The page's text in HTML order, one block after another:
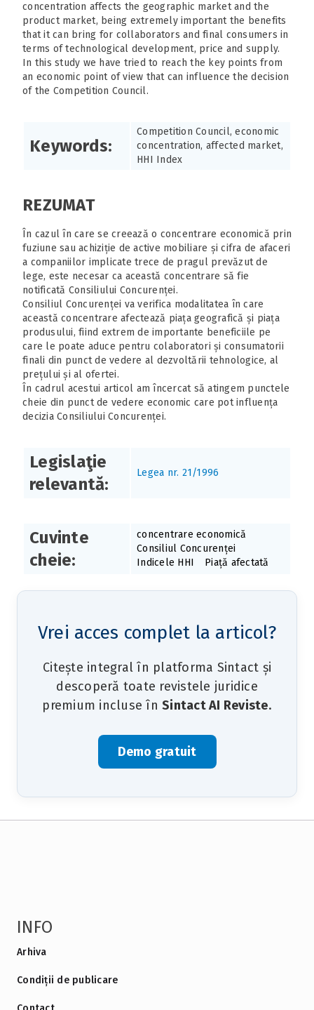
concentration affects the geographic market and the
product market, being extremely important the benefits
that it can bring for collaborators and final consumers in
terms of technological development, price and supply.
In this study we have tried to reach the key points from
an economic point of view that can influence the decision
of the Competition Council.
Keywords:
Competition Council, economic
concentration, affected market,
HHI Index
REZUMAT
În cazul în care se creează o concentrare economică prin
fuziune sau achiziție de active mobiliare și cifra de afaceri
a companiilor implicate trece de pragul prevăzut de
lege, este necesar ca această concentrare să fie
notificată Consiliului Concurenței.
Consiliul Concurenței va verifica modalitatea în care
această concentrare afectează piața geografică și piața
produsului, fiind extrem de importante beneficiile pe
care le poate aduce pentru colaboratori și consumatorii
finali din punct de vedere al dezvoltării tehnologice, al
prețului și al ofertei.
În cadrul acestui articol am încercat să atingem punctele
cheie din punct de vedere economic care pot influența
decizia Consiliului Concurenței.
Legislaţie
relevantă:
Legea nr. 21/1996
Cuvinte
cheie:
concentrare economică
Consiliul Concurenței
Indicele HHI
Piață afectată
Vrei acces complet la articol?
Citește integral în platforma Sintact și
descoperă toate revistele juridice
premium incluse în Sintact AI Reviste.
Demo gratuit
INFO
Arhiva
Condiții de publicare